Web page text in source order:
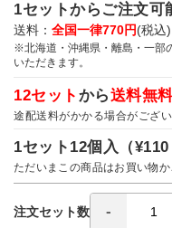
1セットからご注文可
送料： 全国一律770円(税込)
※北海道・沖縄県・離島・一部
いただきます。
12セット から送料無
途配送料がかかる場合がござい
1セット12個入（
ただいまこの商品はお買い物
注文セット数